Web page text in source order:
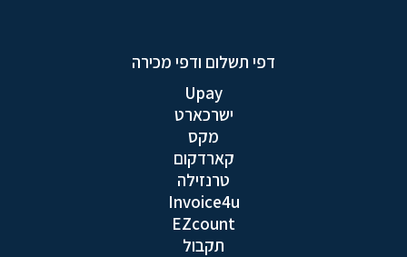
דפי תשלום ודפי מכירה
Upay
ישרכארט
מקס
קארדקום
טרנזילה
Invoice4u
EZcount
תקבול